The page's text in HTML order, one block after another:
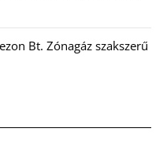
Bt. Zónagáz szakszerű